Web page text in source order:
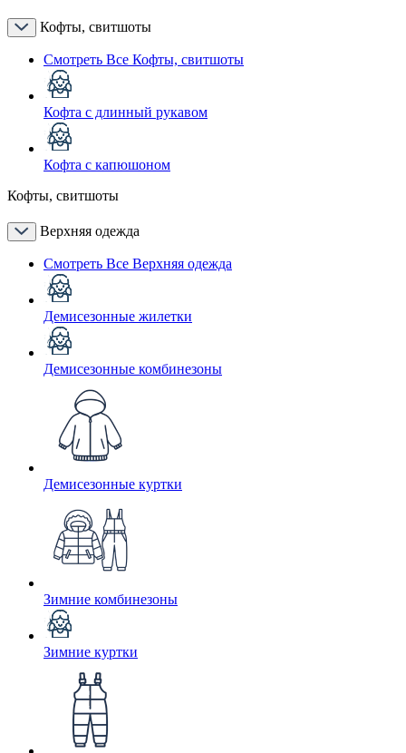
Кофты, свитшоты
Смотреть Все Кофты, свитшоты
Кофта с длинный рукавом
Кофта с капюшоном
Кофты, свитшоты
Верхняя одежда
Смотреть Все Верхняя одежда
Демисезонные жилетки
Демисезонные комбинезоны
Демисезонные куртки
Зимние комбинезоны
Зимние куртки